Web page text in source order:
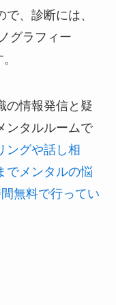
、診断には、
グラフィー
の情報発信と疑
ンタルルームで
ングや話し相
でメンタルの悩
無料で行ってい